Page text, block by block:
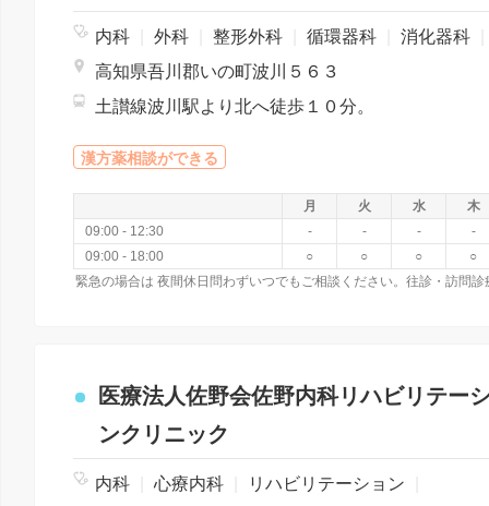
内科 外科 整形外科 循環器科 消化器科
高知県吾川郡いの町波川５６３
土讃線波川駅より北へ徒歩１０分。
漢方薬相談ができる
月 火 水
木
09:00 - 12:30
- - -
-
09:00 - 18:00
○ ○ ○ ○
医療法人佐野会佐野内科リハビリテー
ンクリニック
内科 心療内科 リハビリテーション